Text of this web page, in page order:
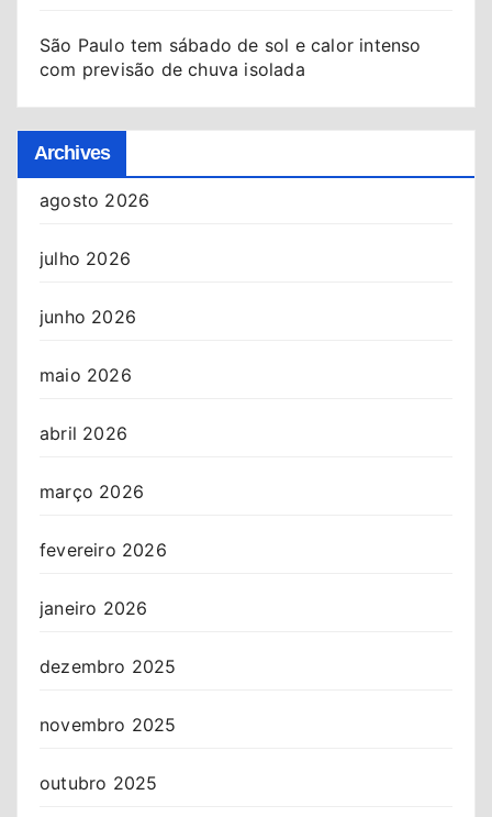
São Paulo tem sábado de sol e calor intenso
com previsão de chuva isolada
Archives
agosto 2026
julho 2026
junho 2026
maio 2026
abril 2026
março 2026
fevereiro 2026
janeiro 2026
dezembro 2025
novembro 2025
outubro 2025